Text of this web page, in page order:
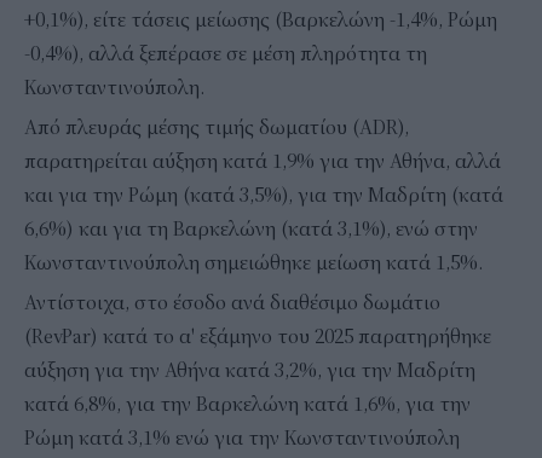
+0,1%), είτε τάσεις μείωσης (Βαρκελώνη -1,4%, Ρώμη
-0,4%), αλλά ξεπέρασε σε μέση πληρότητα τη
Κωνσταντινούπολη.
Από πλευράς μέσης τιμής δωματίου (ADR),
παρατηρείται αύξηση κατά 1,9% για την Αθήνα, αλλά
και για την Ρώμη (κατά 3,5%), για την Μαδρίτη (κατά
6,6%) και για τη Βαρκελώνη (κατά 3,1%), ενώ στην
Κωνσταντινούπολη σημειώθηκε μείωση κατά 1,5%.
Αντίστοιχα, στο έσοδο ανά διαθέσιμο δωμάτιο
(RevPar) κατά το α' εξάμηνο του 2025 παρατηρήθηκε
αύξηση για την Αθήνα κατά 3,2%, για την Μαδρίτη
κατά 6,8%, για την Βαρκελώνη κατά 1,6%, για την
Ρώμη κατά 3,1% ενώ για την Κωνσταντινούπολη